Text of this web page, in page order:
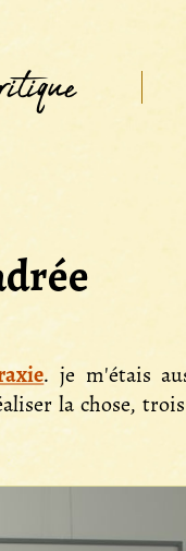
. je m'étais
la chose,